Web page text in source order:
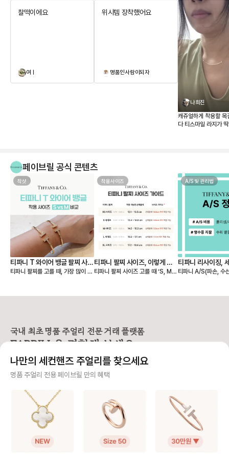
찰떡이에요
여ㅣ
위시템 장착했어요
명품인사람이되자
나희진
캐쥬얼하게 착용할 목
다 티스마일 라지가
페이브릴 공식 콘텐츠
착샷
티파니 T 와이어 뱅글 팔찌 사이
즈 S, M 실착 후기
티파니 팔찌를 고를 때, 가장 많이 고
차이가 미묘해 보여도, 직접 착용해
용감과 차이를 정리해봤어요. 📏 티
파니 팔찌 사이즈 기준 (손목 둘레 기
→ 손목 둘레 14.6~15.9cm (약 1
4.5cm 기준) S 사이즈 착용 - 손목
이 느껴지지만, 고정감이 좋아 움직
임 중에도 돌아가지 않아요. - 단단한
구조라 착용 시 살짝 타이트하게 느
껴질 수 있으나, 깔끔하고 세련된 실
루엣을 원하신다면 만족도가 높습니
짝 내려오는 여유핏 - 팔을 움직일 때
착용사이즈
티파니 팔찌 사이즈, 이렇게 고
르세요 💙
티파니 팔찌 사이즈 고를 때 ‘S, M,
드라 사이즈를 S, M, L 등으로 표기
럽/한국 기준으로 정리해드릴게요.
📏 티파니 팔찌, 손목 둘레 기준으로
6~15.9cm 에 맞아요. ✋ 실착 예
디자인인 T 와이어 팔찌를 착용했을
살짝 내려오는 여유로운 핏이에요.
💡 디자인에 따라 다른 핏 선택 뱅글,
체인 등 디자인에 따라, 선호하는 핏
이 달라질 수 있어요. 일반적으로 슬
러운 여유를 원하신다면 M을 추천드
A/S 및 관리법
티파니 리사이징,
티파니 A/S(파손, 수
❶구매 증빙용 영수
제품별 무상 서비스
문 권장 - 세팅 링 리사이징 - 웨딩밴
드 리사이징 (구매일
지 무상 기간 적용) 📌 수리 기간 *
지는 디자인별 리사이
국내 최초 명품 주얼리 전문 거래 플랫폼
FABRILL을 경험해 보세요.
사기 걱정 없는 안전 결제
니면 반환해 드려요.
주얼리 전문 이중 검수
주얼리 검수에 특화된 페이브릴 검수팀과 전문 감정사가 컨디션 및 정품 여부를 철저하고 꼼꼼하
게 확인해요.
나만의 세컨핸즈 주얼리를 찾으세요
명품 주얼리 전용 페이브릴 만의 혜택